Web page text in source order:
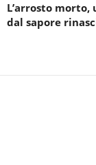
L’arrosto
dal sapore